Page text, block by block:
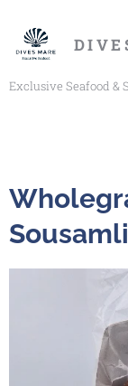
Exclusive Seafood &